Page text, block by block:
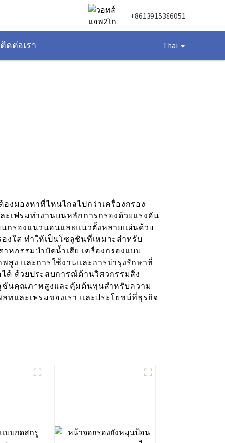
+8613915386051
ติดต่อเรา Thai
งมองหาที่ไหนไกลไปกว่าเครื่องกรอง
ละเฟรมทำงานบนหลักการกรองด้วยแรงดัน
นกรองแนวนอนและแนวตั้งหลายแผ่นด้วย
งใส ทำให้เป็นโซลูชันที่เหมาะสำหรับ
หกรรมบำบัดน้ำเสีย เครื่องกรองแบบ
สูง และการใช้งานและการบำรุงรักษาที่
ด้ ด้วยประสบการณ์ด้านวิศวกรรมสิ่ง
ลูชันคุณภาพสูงและคุ้มต้นทุนสำหรับความ
ทและเฟรมของเรา และประโยชน์ที่ธุรกิจ